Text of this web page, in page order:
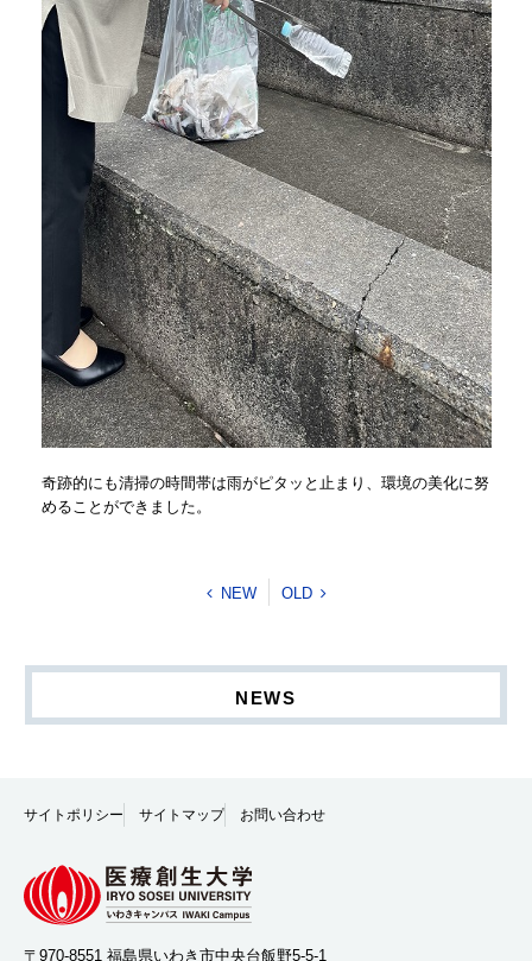
奇跡的にも清掃の時間帯は雨がピタッと止まり、環境の美化に努
めることができました。
NEW OLD
NEWS
サイトポリシー サイトマップ お問い合わせ
〒970-8551 福島県いわき市中央台飯野5-5-1